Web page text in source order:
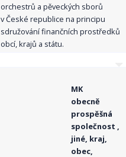
orchestrů a pěveckých sborů
v České republice na principu
sdružování finančních prostředků
obcí, krajů a státu.
MK
obecně
prospěšná
společnost ,
jiné, kraj,
obec,